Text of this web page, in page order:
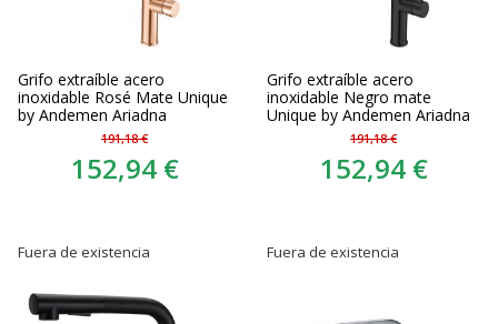
Grifo extraíble acero
inoxidable Rosé Mate Unique
by Andemen Ariadna
191,18 €
152,94 €
Fuera de existencia
Grifo extraíble acero
inoxidable Negro mate
Unique by Andemen Ariadna
191,18 €
152,94 €
Fuera de existencia